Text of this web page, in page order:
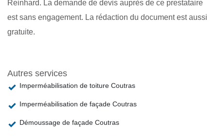
Reinhard. La demande de devis auprès de ce prestataire
est sans engagement. La rédaction du document est aussi
gratuite.
Autres services
Imperméabilisation de toiture Coutras
Imperméabilisation de façade Coutras
Démoussage de façade Coutras